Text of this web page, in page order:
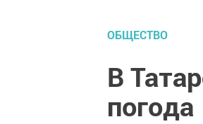
ОБЩЕСТВО
В
погода